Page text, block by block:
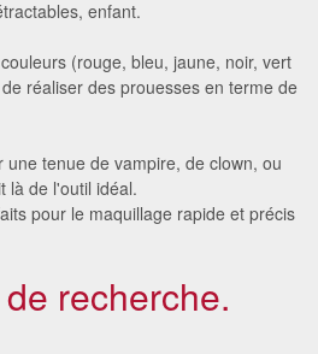
enfant.
(rouge, bleu, jaune, noir, vert
réaliser des prouesses en terme de
tenue de vampire, de clown, ou
là de l'outil idéal.
pour le maquillage rapide et précis
recherche.